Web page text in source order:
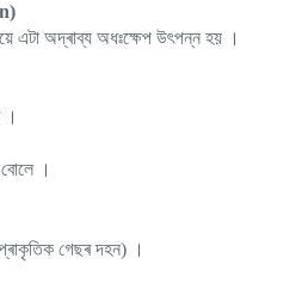
এটা অদ্ৰাব্য অধঃক্ষেপ উৎপন্ন হয় ।
।
বোলে ।
গেছৰ দহন) ।